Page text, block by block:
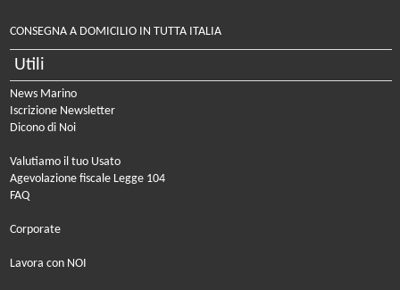
CONSEGNA A DOMICILIO IN TUTTA ITALIA
Utili
News Marino
Iscrizione Newsletter
Dicono di Noi
Valutiamo il tuo Usato
Agevolazione fiscale Legge 104
FAQ
Corporate
Lavora con NOI